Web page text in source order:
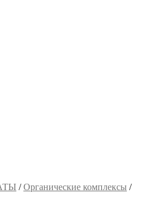
/Органические комплексы /